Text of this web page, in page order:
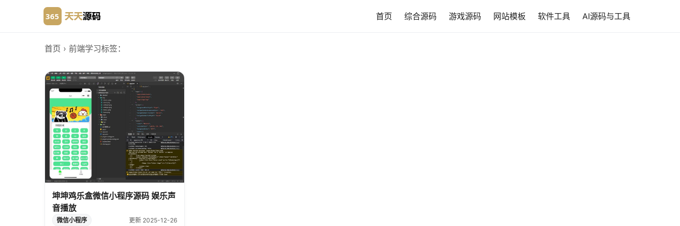
首页 综合源码 游戏源码 网站模板 软件工具 AI源码与工具
首页 › 前端学习标签：
坤坤鸡乐盒微信小程序源码 娱乐声
音播放
微信小程序 更新 2025-12-26